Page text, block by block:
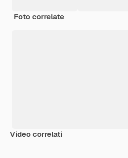
Foto correlate
Video correlati